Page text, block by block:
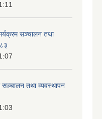
सञ्चालन तथा
सञ्चालन तथा व्यवस्थापन